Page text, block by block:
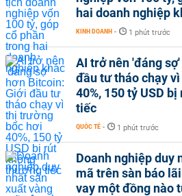
hai doanh nghiệp
KINH DOANH - 1 phút trước
AI trở nên 'đáng
đầu tư tháo chạy
40%, 150 tỷ USD
tiếc
QUỐC TẾ - 1 phút trước
Doanh nghiệp duy
mã trên sàn báo
vay một đồng nào